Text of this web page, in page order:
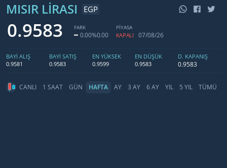
MISIR LIRASI EGP
0.9583 FARK
0.00%0.00
PİYASA
KAPALI 07/08/26
BAYİ ALIŞ
0.9581
BAYİ SATIŞ
0.9583
EN YÜKSEK
0.9599
EN DÜŞÜK
0.9583
D. KAPANIŞ
0.9583
CANLI 1 SAAT GÜN HAFTA AY 3 AY 6 AY YIL 5 YIL TÜMÜ